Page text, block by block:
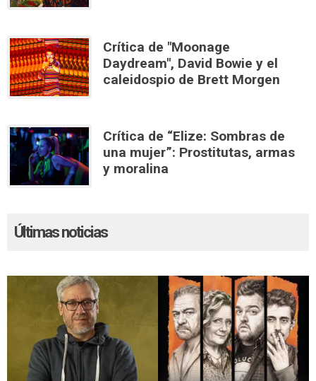
Crítica de "Moonage
Daydream", David Bowie y el
caleidospio de Brett Morgen
Crítica de “Elize: Sombras de
una mujer”: Prostitutas, armas
y moralina
Últimas noticias